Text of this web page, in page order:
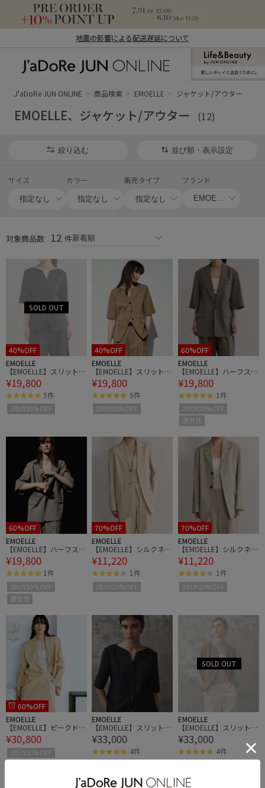
地震の影響による配送遅延について
ン オンライン）
新しいキレイと出合うために。
J'aDoRe JUN ONLINE 商品検索 EMOELLE ジャケット/アウター
EMOELLE、ジャケット/アウター (12)
絞り込む 並び順・表示設定
サイズ カラー 販売タイプ ブランド
対象商品数 12 件
40%OFF
EMOELLE
【EMOELLE】スリットネ
ックハーフスリーブジャ
ケット
¥19,800
5件
2BUY10%OFF
40%OFF
EMOELLE
【EMOELLE】スリットネ
ックハーフスリーブジャ
ケット
¥19,800
5件
2BUY10%OFF
60%OFF
EMOELLE
【EMOELLE】ハーフスリ
ーブジャケット
¥19,800
1件
2BUY10%OFF
通気性
60%OFF
EMOELLE
【EMOELLE】ハーフスリ
ーブジャケット
¥19,800
1件
2BUY10%OFF
通気性
70%OFF
EMOELLE
【EMOELLE】シルクネッ
プシングルジャケット
¥11,220
1件
2BUY10%OFF
70%OFF
EMOELLE
【EMOELLE】シルクネッ
プシングルジャケット
¥11,220
1件
2BUY10%OFF
60%OFF
EMOELLE
【EMOELLE】ピークドラ
ペルジャケット
¥30,800
2BUY10%OFF
EMOELLE
【EMOELLE】スリットネ
ックハーフスリーブジャ
ケット
¥33,000
4件
EMOELLE
【EMOELLE】スリットネ
ックハーフスリーブジャ
ケット
¥33,000
4件